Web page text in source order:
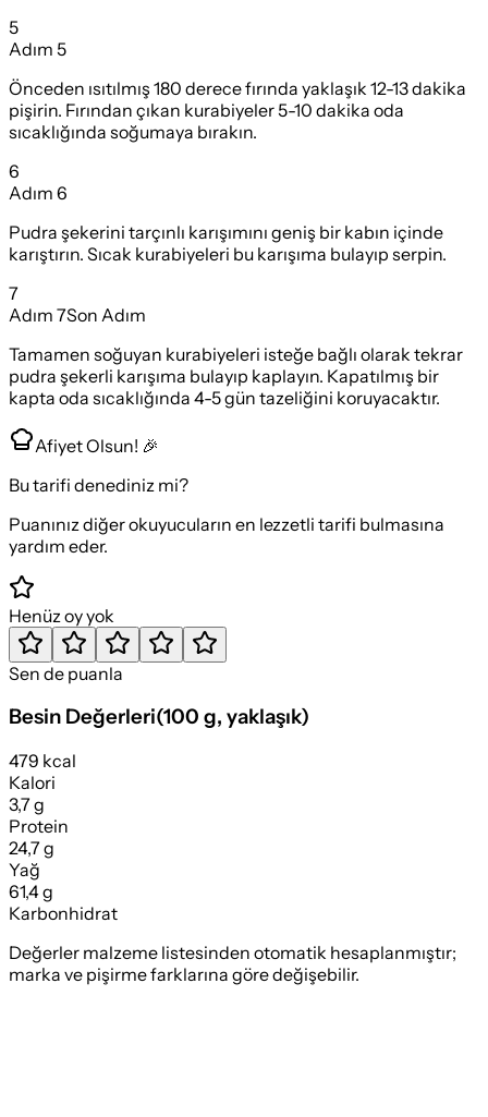
5
Adım 5
Önceden ısıtılmış 180 derece fırında yaklaşık 12-13 dakika
pişirin. Fırından çıkan kurabiyeler 5-10 dakika oda
sıcaklığında soğumaya bırakın.
6
Adım 6
Pudra şekerini tarçınlı karışımını geniş bir kabın içinde
karıştırın. Sıcak kurabiyeleri bu karışıma bulayıp serpin.
7
Adım 7Son Adım
Tamamen soğuyan kurabiyeleri isteğe bağlı olarak tekrar
pudra şekerli karışıma bulayıp kaplayın. Kapatılmış bir
kapta oda sıcaklığında 4-5 gün tazeliğini koruyacaktır.
Afiyet Olsun! 🎉
Bu tarifi denediniz mi?
Puanınız diğer okuyucuların en lezzetli tarifi bulmasına
yardım eder.
Henüz oy yok
Sen de puanla
Besin Değerleri(100 g, yaklaşık)
479 kcal
Kalori
3,7 g
Protein
24,7 g
Yağ
61,4 g
Karbonhidrat
Değerler malzeme listesinden otomatik hesaplanmıştır;
marka ve pişirme farklarına göre değişebilir.